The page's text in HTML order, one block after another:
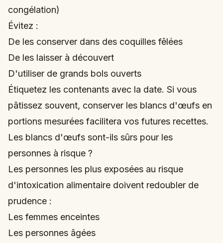
congélation)
Évitez :
De les conserver dans des coquilles fêlées
De les laisser à découvert
D'utiliser de grands bols ouverts
Étiquetez les contenants avec la date. Si vous
pâtissez souvent, conserver les blancs d'œufs en
portions mesurées facilitera vos futures recettes.
Les blancs d'œufs sont-ils sûrs pour les
personnes à risque ?
Les personnes les plus exposées au risque
d'intoxication alimentaire doivent redoubler de
prudence :
Les femmes enceintes
Les personnes âgées